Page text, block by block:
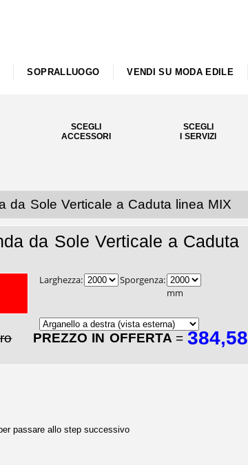
SOPRALLUOGO VENDI SU MODA EDILE
SCEGLI
ACCESSORI
SCEGLI
I SERVIZI
da Sole Verticale a Caduta linea MIX
da Sole Verticale a Caduta
Larghezza:
Sporgenza:
mm
PREZZO IN OFFERTA = 384,58